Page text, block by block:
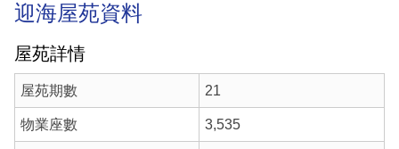
迎海屋苑資料
屋苑詳情
屋苑期數 21
物業座數 3,535